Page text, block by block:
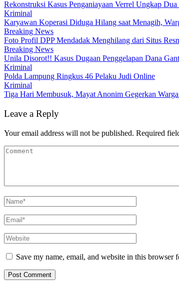
Rekonstruksi Kasus Penganiayaan Verrel Ungkap
Kriminal
Karyawan Koperasi Diduga Hilang saat Menagih,
Breaking News
Foto Profil DPP Mendadak Menghilang dari Situs
Breaking News
Unila Disorot!! Kasus Dugaan Penggelapan Dana
Kriminal
Polda Lampung Ringkus 46 Pelaku Judi Online
Kriminal
Tiga Hari Membusuk, Mayat Anonim Gegerkan
Leave a Reply
Your email address will not be published. Required
Save my name, email, and website in this browser